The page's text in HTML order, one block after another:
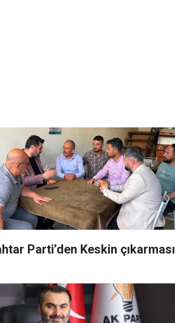
Parti’den Keskin çıkarması